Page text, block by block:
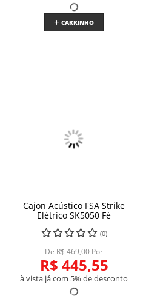
CARRINHO
Cajon Acústico FSA Strike
Elétrico SK5050 Fé
(0)
De R$ 469,00 Por
R$ 445,55
à vista já com 5% de desconto